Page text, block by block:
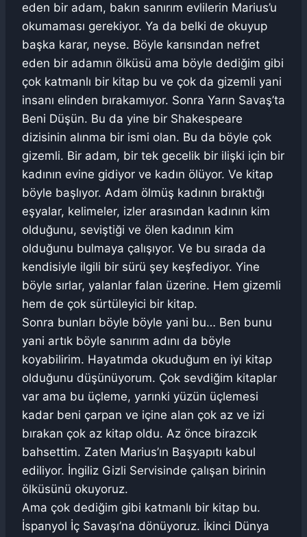
eden bir adam, bakın sanırım evlilerin Marius’u
okumaması gerekiyor. Ya da belki de okuyup
başka karar, neyse. Böyle karısından nefret
eden bir adamın ölküsü ama böyle dediğim gibi
çok katmanlı bir kitap bu ve çok da gizemli yani
insanı elinden bırakamıyor. Sonra Yarın Savaş’ta
Beni Düşün. Bu da yine bir Shakespeare
dizisinin alınma bir ismi olan. Bu da böyle çok
gizemli. Bir adam, bir tek gecelik bir ilişki için bir
kadının evine gidiyor ve kadın ölüyor. Ve kitap
böyle başlıyor. Adam ölmüş kadının bıraktığı
eşyalar, kelimeler, izler arasından kadının kim
olduğunu, seviştiği ve ölen kadının kim
olduğunu bulmaya çalışıyor. Ve bu sırada da
kendisiyle ilgili bir sürü şey keşfediyor. Yine
böyle sırlar, yalanlar falan üzerine. Hem gizemli
hem de çok sürtüleyici bir kitap.
Sonra bunları böyle böyle yani bu… Ben bunu
yani artık böyle sanırım adını da böyle
koyabilirim. Hayatımda okuduğum en iyi kitap
olduğunu düşünüyorum. Çok sevdiğim kitaplar
var ama bu üçleme, yarınki yüzün üçlemesi
kadar beni çarpan ve içine alan çok az ve izi
bırakan çok az kitap oldu. Az önce birazcık
bahsettim. Zaten Marius’ın Başyapıtı kabul
ediliyor. İngiliz Gizli Servisinde çalışan birinin
ölküsünü okuyoruz.
Ama çok dediğim gibi katmanlı bir kitap bu.
İspanyol İç Savaşı’na dönüyoruz. İkinci Dünya